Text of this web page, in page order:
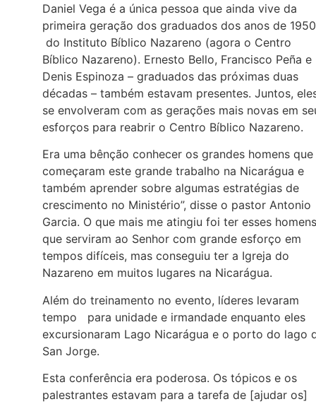
Daniel Vega é a única pessoa que ainda vive da
primeira geração dos graduados dos anos de 1950
do Instituto Bíblico Nazareno (agora o Centro
Bíblico Nazareno). Ernesto Bello, Francisco Peña e
Denis Espinoza – graduados das próximas duas
décadas – também estavam presentes. Juntos,
se envolveram com as gerações mais novas em
esforços para reabrir o Centro Bíblico Nazareno.
Era uma bênção conhecer os grandes homens que
começaram este grande trabalho na Nicarágua e
também aprender sobre algumas estratégias de
crescimento no Ministério”, disse o pastor Antonio
Garcia. O que mais me atingiu foi ter esses homens
que serviram ao Senhor com grande esforço em
tempos difíceis, mas conseguiu ter a Igreja do
Nazareno em muitos lugares na Nicarágua.
Além do treinamento no evento, líderes levaram
tempo para unidade e irmandade enquanto eles
excursionaram Lago Nicarágua e o porto do lago
San Jorge.
Esta conferência era poderosa. Os tópicos e os
palestrantes estavam para a tarefa de [ajudar os]